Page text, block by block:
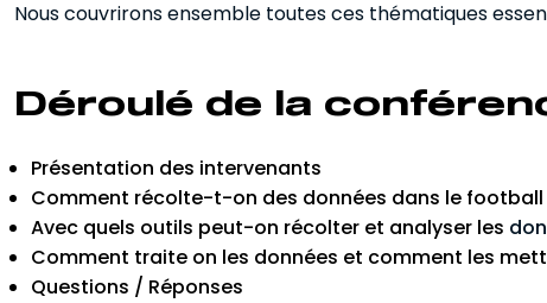
Nous couvrirons ensemble toutes ces thématiques
Déroulé de la
Présentation des intervenants
Comment récolte-t-on des données dans le football
Avec quels outils peut-on récolter et analyser les
Comment traite on les données et comment les
Questions / Réponses